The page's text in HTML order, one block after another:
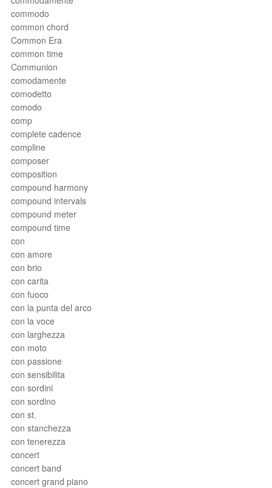
commodo
common chord
Common Era
common time
Communion
comodamente
comodetto
comodo
comp
complete cadence
compline
composer
composition
compound harmony
compound intervals
compound meter
compound time
con
con amore
con brio
con carita
con fuoco
con la punta del arco
con la voce
con larghezza
con moto
con passione
con sensibilita
con sordini
con sordino
con st.
con stanchezza
con tenerezza
concert
concert band
concert grand piano